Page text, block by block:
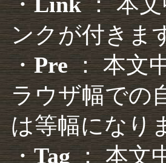
ンクが付きま
・Pre： 本文
ラウザ幅での
は等幅になり
・Tag： 本文